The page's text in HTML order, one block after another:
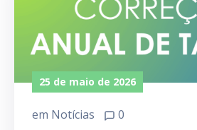
25 de maio de 2026
em Notícias 0